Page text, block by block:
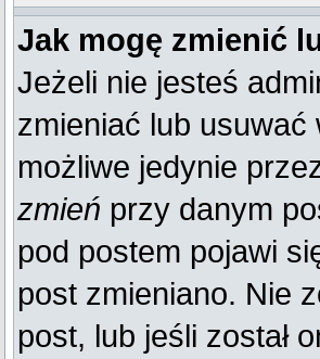
Jak mogę zmienić
Jeżeli nie jesteś
zmieniać lub usuwać
możliwe jedynie
zmień przy danym
pod postem pojawi
post zmieniano. Nie
post, lub jeśli został